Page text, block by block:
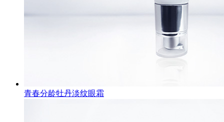
青春分龄牡丹淡纹眼霜